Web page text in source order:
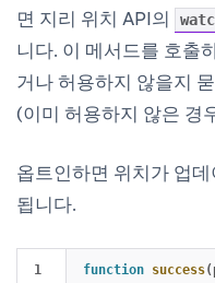
면 지리 위치 API의
니다. 이 메서드를 호출
거나 허용하지 않을지
(이미 허용하지 않은 경
옵트인하면 위치가 업
됩니다.
1
function success(